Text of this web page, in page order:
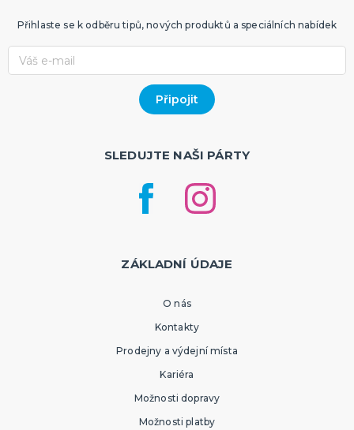
Přihlaste se k odběru tipů, nových produktů a speciálních nabídek
SLEDUJTE NAŠI PÁRTY
ZÁKLADNÍ ÚDAJE
O nás
Kontakty
Prodejny a výdejní místa
Kariéra
Možnosti dopravy
Možnosti platby